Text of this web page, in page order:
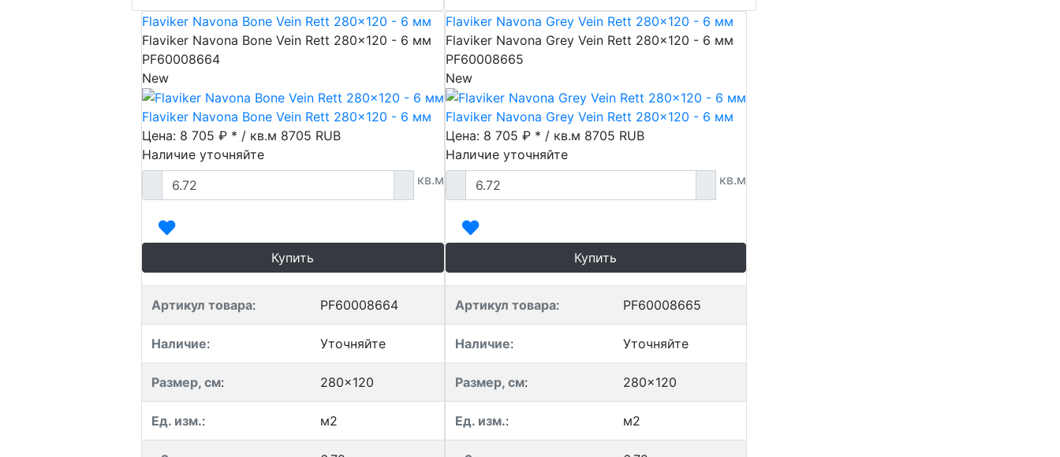
Flaviker Navona Bone Vein Rett 280x120 - 6 мм
Flaviker Navona Bone Vein Rett 280x120 - 6 мм
PF60008664
New
Flaviker Navona Bone Vein Rett 280x120 - 6 мм
Цена: 8 705 ₽ * / кв.м 8705 RUB
Наличие уточняйте
кв.м
Купить
Артикул товара: PF60008664
Наличие: Уточняйте
Размер, см: 280x120
Ед. изм.: м2
Flaviker Navona Grey Vein Rett 280x120 - 6 мм
Flaviker Navona Grey Vein Rett 280x120 - 6 мм
PF60008665
New
Flaviker Navona Grey Vein Rett 280x120 - 6 мм
Цена: 8 705 ₽ * / кв.м 8705 RUB
Наличие уточняйте
кв.м
Купить
Артикул товара: PF60008665
Наличие: Уточняйте
Размер, см: 280x120
Ед. изм.: м2